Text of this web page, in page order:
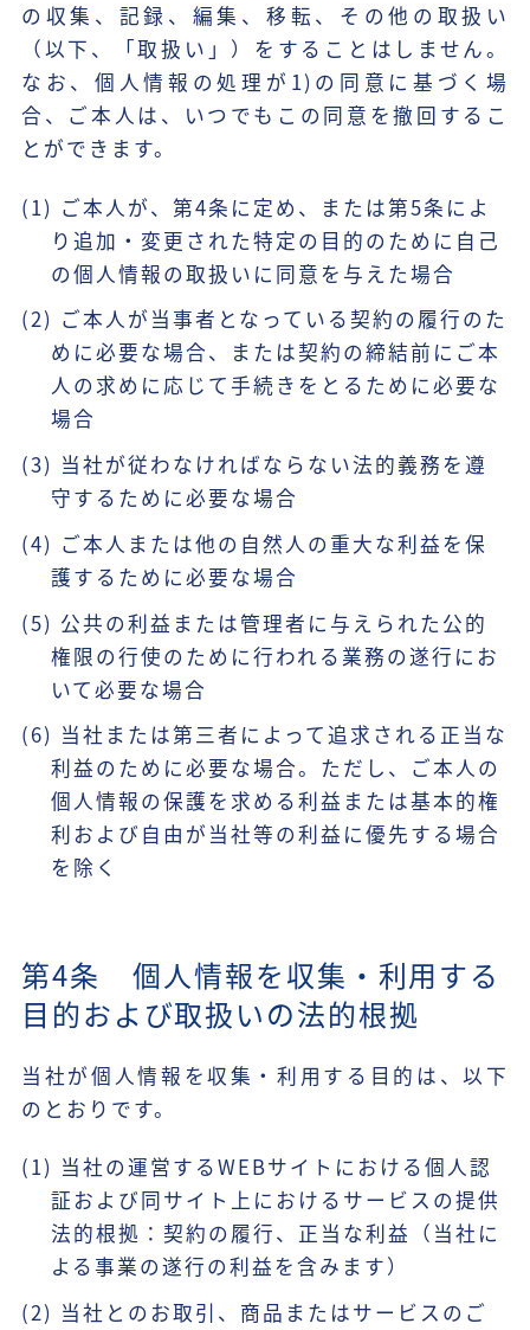
の収集、記録、編集、移転、その他の取扱い
（以下、「取扱い」）をすることはしません。
なお、個人情報の処理が1)の同意に基づく場
合、ご本人は、いつでもこの同意を撤回するこ
とができます。
(1) ご本人が、第4条に定め、または第5条によ
り追加・変更された特定の目的のために自己
の個人情報の取扱いに同意を与えた場合
(2) ご本人が当事者となっている契約の履行のた
めに必要な場合、または契約の締結前にご本
人の求めに応じて手続きをとるために必要な
場合
(3) 当社が従わなければならない法的義務を遵
守するために必要な場合
(4) ご本人または他の自然人の重大な利益を保
護するために必要な場合
(5) 公共の利益または管理者に与えられた公的
権限の行使のために行われる業務の遂行にお
いて必要な場合
(6) 当社または第三者によって追求される正当な
利益のために必要な場合。ただし、ご本人の
個人情報の保護を求める利益または基本的権
利および自由が当社等の利益に優先する場合
を除く
第4条 個人情報を収集・利用する
目的および取扱いの法的根拠
当社が個人情報を収集・利用する目的は、以下
のとおりです。
(1) 当社の運営するWEBサイトにおける個人認
証および同サイト上におけるサービスの提供
法的根拠：契約の履行、正当な利益（当社に
よる事業の遂行の利益を含みます）
(2) 当社とのお取引、商品またはサービスのご